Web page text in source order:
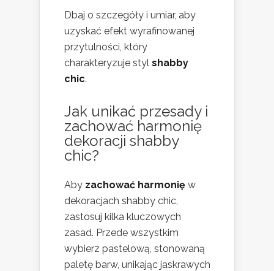
Dbaj o szczegóły i umiar, aby
uzyskać efekt wyrafinowanej
przytulności, który
charakteryzuje styl shabby
chic.
Jak unikać przesady i
zachować harmonię
dekoracji shabby
chic?
Aby zachować harmonię w
dekoracjach shabby chic,
zastosuj kilka kluczowych
zasad. Przede wszystkim
wybierz pastelową, stonowaną
paletę barw, unikając jaskrawych